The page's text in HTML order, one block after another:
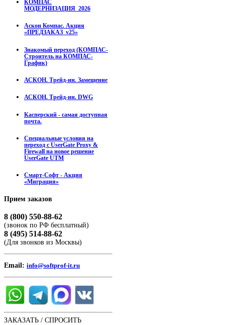
КОМПАС
МОДЕРНИЗАЦИЯ_2026
Аскон Компас. Акция
«ПРЕДЗАКАЗ_v25»
Знакомый переход (КОМПАС-
Строитель на КОМПАС-
График)
АСКОН. Трейд-ин. Замещение
АСКОН. Трейд-ин. DWG
Касперский - самая доступная
почта.
Специальные условия на
переход с UserGate Proxy &
Firewall на новое решение
UserGate UTM
Смарт-Софт - Акция
«Миграция»
Прием заказов
8 (800) 550-88-62
(звонок по РФ бесплатный)
8 (495) 514-88-62
(Для звонков из Москвы)
Email: info@softprof-it.ru
ЗАКАЗАТЬ / СПРОСИТЬ